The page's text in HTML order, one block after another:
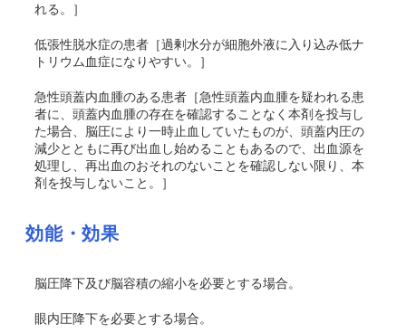
れる。］
低張性脱水症の患者［過剰水分が細胞外液に入り込み低ナ
トリウム血症になりやすい。］
急性頭蓋内血腫のある患者［急性頭蓋内血腫を疑われる患
者に、頭蓋内血腫の存在を確認することなく本剤を投与し
た場合、脳圧により一時止血していたものが、頭蓋内圧の
減少とともに再び出血し始めることもあるので、出血源を
処理し、再出血のおそれのないことを確認しない限り、本
剤を投与しないこと。］
効能・効果
脳圧降下及び脳容積の縮小を必要とする場合。
眼内圧降下を必要とする場合。